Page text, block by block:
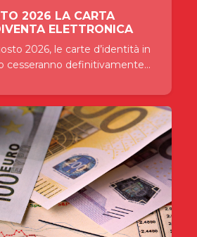
2026 LA CARTA
ELETTRONICA
2026, le carte d’identità in
cesseranno definitivamente...